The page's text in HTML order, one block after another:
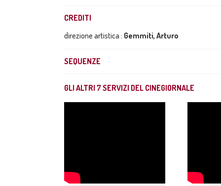
CREDITI
direzione artistica : Gemmiti, Arturo
SEQUENZE
GLI ALTRI 7 SERVIZI DEL CINEGIORNALE